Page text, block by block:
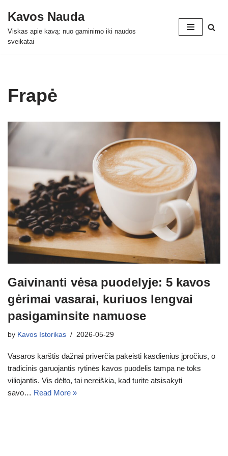
Skip
to
Kavos Nauda
Viskas apie kavą: nuo gaminimo iki naudos
sveikatai
Frapė
Gaivinanti vėsa puodelyje: 5 kavos
gėrimai vasarai, kuriuos lengvai
pasigaminsite namuose
by Kavos Istorikas 2026-05-29
Vasaros karštis dažnai priverčia pakeisti kasdienius įpročius, o
tradicinis garuojantis rytinės kavos puodelis tampa ne toks
viliojantis. Vis dėlto, tai nereiškia, kad turite atsisakyti
savo… Read More »